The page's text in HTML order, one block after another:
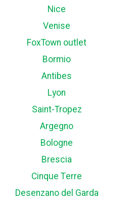
Nice
Venise
FoxTown outlet
Bormio
Antibes
Lyon
Saint-Tropez
Argegno
Bologne
Brescia
Cinque Terre
Desenzano del Garda